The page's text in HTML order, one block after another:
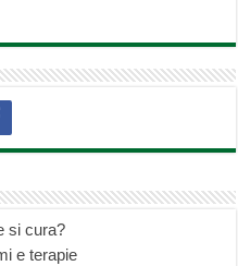
si cura?
e terapie